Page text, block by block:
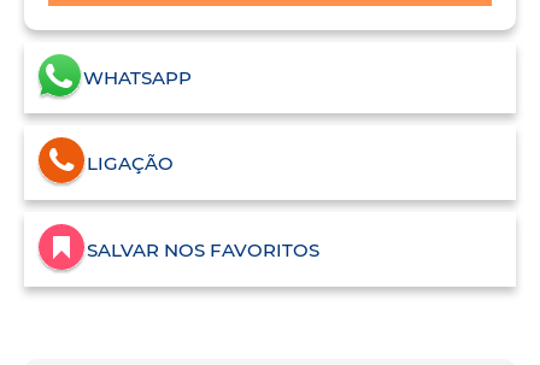
WHATSAPP
LIGAÇÃO
SALVAR NOS FAVORITOS